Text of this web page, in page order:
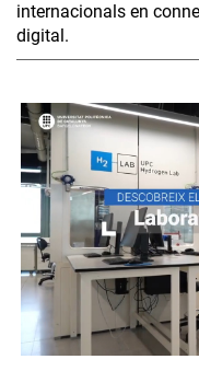
internacionals en
digital.